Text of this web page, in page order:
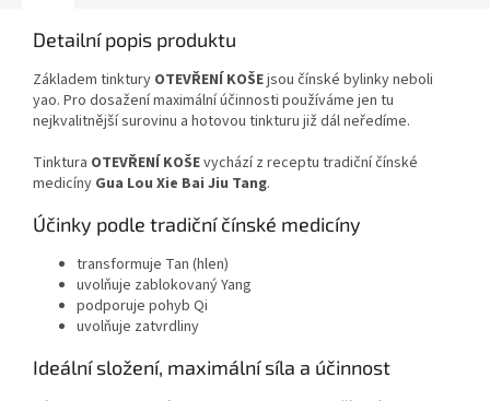
Detailní popis produktu
Základem tinktury OTEVŘENÍ KOŠEjsou čínské bylinky neboli
yao. Pro dosažení maximální účinnosti používáme jen tu
nejkvalitnější surovinu a hotovou tinkturu již dál neředíme.
Tinktura OTEVŘENÍ KOŠEvychází z receptu tradiční čínské
medicíny Gua Lou Xie Bai Jiu Tang.
Účinky podle tradiční čínské medicíny
transformuje Tan (hlen)
uvolňuje zablokovaný Yang
podporuje pohyb Qi
uvolňuje zatvrdliny
Ideální složení, maximální síla a účinnost